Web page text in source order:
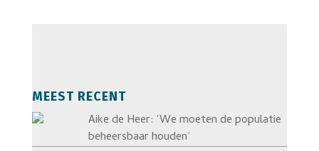
MEEST RECENT
Aike de Heer: ‘We moeten de populatie
beheersbaar houden’